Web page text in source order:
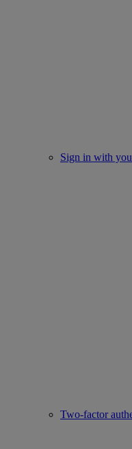
Sign in with
Two-factor